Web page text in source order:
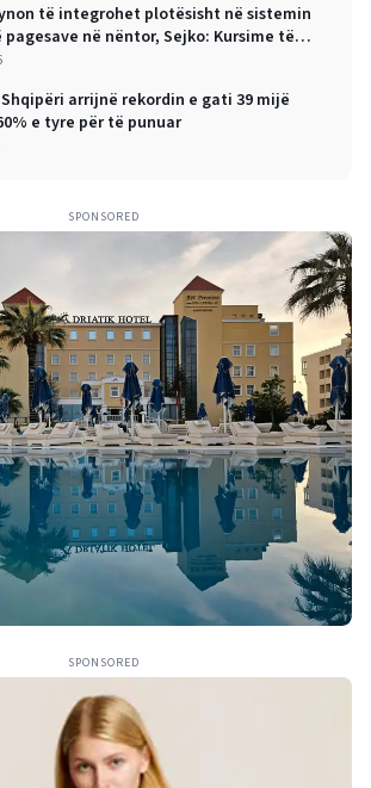
të integrohet plotësisht në sistemin
në nëntor, Sejko: Kursime të
dhe bizneset
arrijnë rekordin e gati 39 mijë
e tyre për të punuar
SPONSORED
SPONSORED